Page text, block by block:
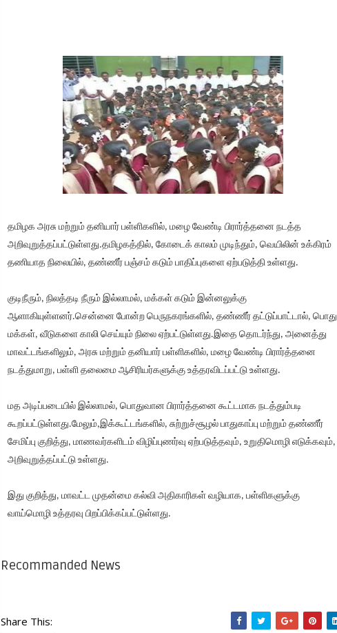
தமிழக அரசு மற்றும் தனியார் பள்ளிகளில், மழை வேண்டி பிரார்த்தனை நடத்த
அறிவுறுத்தப்பட்டுள்ளது.தமிழகத்தில், கோடைக் காலம் முடிந்தும், வெயிலின் உக்கிரம்
தணியாத நிலையில், தண்ணீர் பஞ்சம் கடும் பாதிப்புகளை ஏற்படுத்தி உள்ளது.
குடிநீரும், நிலத்தடி நீரும் இல்லாமல், மக்கள் கடும் இன்னலுக்கு
ஆளாகியுள்ளனர்.சென்னை போன்ற பெருநகரங்களில், தண்ணீர் தட்டுப்பாட்டால், பொது
மக்கள், வீடுகளை காலி செய்யும் நிலை ஏற்பட்டுள்ளது.இதை தொடர்ந்து, அனைத்து
மாவட்டங்களிலும், அரசு மற்றும் தனியார் பள்ளிகளில், மழை வேண்டி பிரார்த்தனை
நடத்துமாறு, பள்ளி தலைமை ஆசிரியர்களுக்கு உத்தரவிடப்பட்டு உள்ளது.
மத அடிப்படையில் இல்லாமல், பொதுவான பிரார்த்தனை கூட்டமாக நடத்தும்படி
கூறப்பட்டுள்ளது.மேலும்,இக்கூட்டங்களில், சுற்றுச்சூழல் பாதுகாப்பு மற்றும் தண்ணீர்
சேமிப்பு குறித்து, மாணவர்களிடம் விழிப்புணர்வு ஏற்படுத்தவும், உறுதிமொழி எடுக்கவும்,
அறிவுறுத்தப்பட்டு உள்ளது.
இது குறித்து, மாவட்ட முதன்மை கல்வி அதிகாரிகள் வழியாக, பள்ளிகளுக்கு
வாய்மொழி உத்தரவு பிறப்பிக்கப்பட்டுள்ளது.
Recommanded News
Share This: